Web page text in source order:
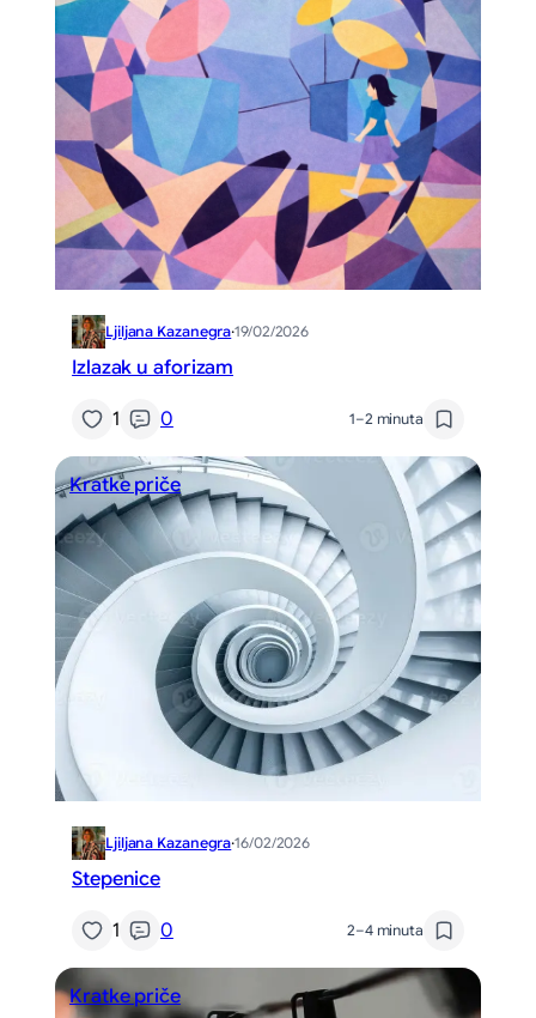
Ljiljana Kazanegra·19/02/2026
Izlazak u aforizam
1 0 1–2 minuta
Kratke priče
Ljiljana Kazanegra·16/02/2026
Stepenice
1 0 2–4 minuta
Kratke priče